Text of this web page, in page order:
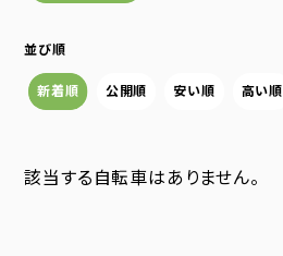
並び順
新着順 公開順 安い順 高い順
該当する自転車はありません。